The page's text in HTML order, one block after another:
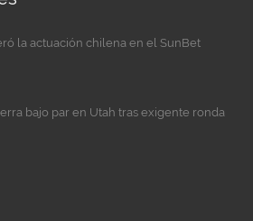
la actuación chilena en el SunBet
bajo par en Utah tras exigente ronda